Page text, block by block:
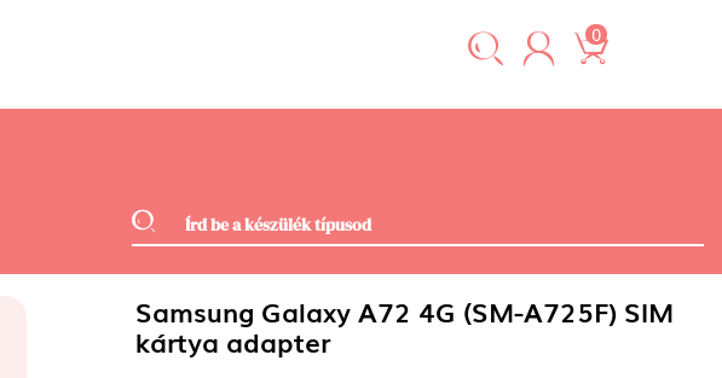
0
Samsung Galaxy A72 4G (SM-A725F) SIM
kártya adapter